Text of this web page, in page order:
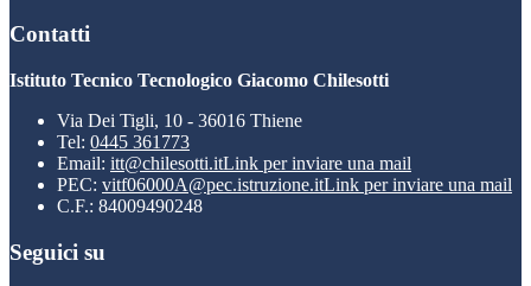
Contatti
Istituto Tecnico Tecnologico Giacomo Chilesotti
Via Dei Tigli, 10 - 36016 Thiene
Tel: 0445 361773
Email: itt@chilesotti.itLink per inviare una mail
PEC: vitf06000A@pec.istruzione.itLink per inviare una mail
C.F.: 84009490248
Seguici su